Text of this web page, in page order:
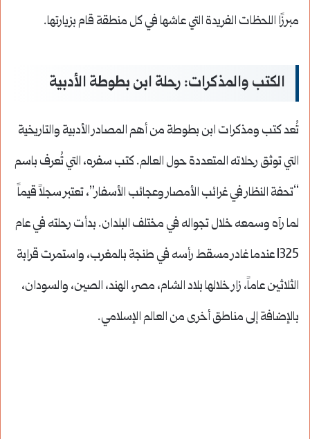
مبرزًا اللحظات الفريدة التي عاشها في كل منطقة قام بزيارتها.
الكتب والمذكرات: رحلة ابن بطوطة الأدبية
تُعد كتب ومذكرات ابن بطوطة من أهم المصادر الأدبية والتاريخية
التي توثق رحلاته المتعددة حول العالم. كتب سفره، التي تُعرف باسم
“تحفة النظار في غرائب الأمصار وعجائب الأسفار”، تعتبر سجلاً قيماً
لما رآه وسمعه خلال تجواله في مختلف البلدان. بدأت رحلته في عام
1325 عندما غادر مسقط رأسه في طنجة بالمغرب، واستمرت قرابة
الثلاثين عاماً، زار خلالها بلاد الشام، مصر، الهند، الصين، والسودان،
بالإضافة إلى مناطق أخرى من العالم الإسلامي.